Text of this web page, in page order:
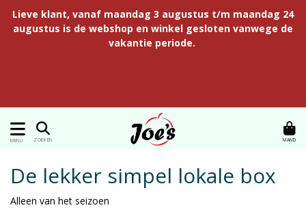
Lieve klant, vanaf maandag 3 augustus t/m maandag 24
augustus is de webshop en winkel gesloten vanwege de
vakantie periode.
MENU ZOEKEN MAND
De lekker simpel lokale box
Alleen van het seizoen